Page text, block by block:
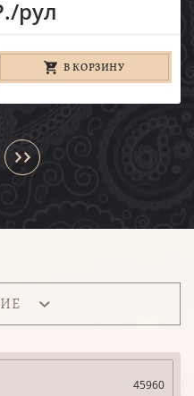
рул
В КОРЗИНУ
45960